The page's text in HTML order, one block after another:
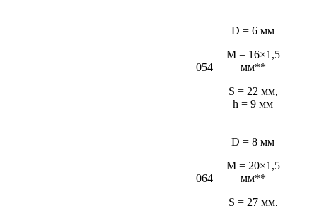
054
D = 6 мм
М = 16×1,5
мм**
S = 22 мм,
h = 9 мм
064
D = 8 мм
M = 20×1,5
мм**
S = 27 мм,